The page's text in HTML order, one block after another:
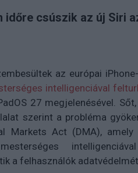
időre csúszik az új Siri
az európai
intelligenciával
27 megjelenésével.
szerint a probléma
Markets Act (DMA),
a felhasználók